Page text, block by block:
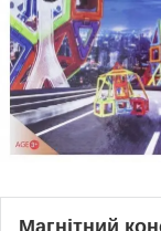
Магнітний